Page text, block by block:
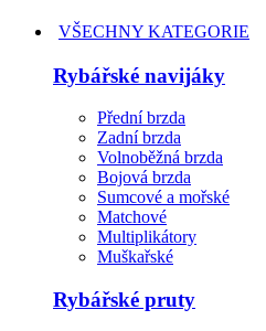
VŠECHNY KATEGORIE
Rybářské navijáky
Přední brzda
Zadní brzda
Volnoběžná brzda
Bojová brzda
Sumcové a mořské
Matchové
Multiplikátory
Muškařské
Rybářské pruty